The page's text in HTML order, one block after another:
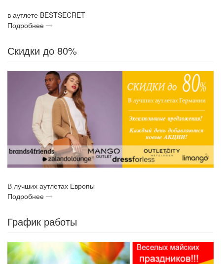
в аутлете BESTSECRET
Подробнее
Скидки до 80%
В лучших аутлетах Европы
Подробнее
График работы